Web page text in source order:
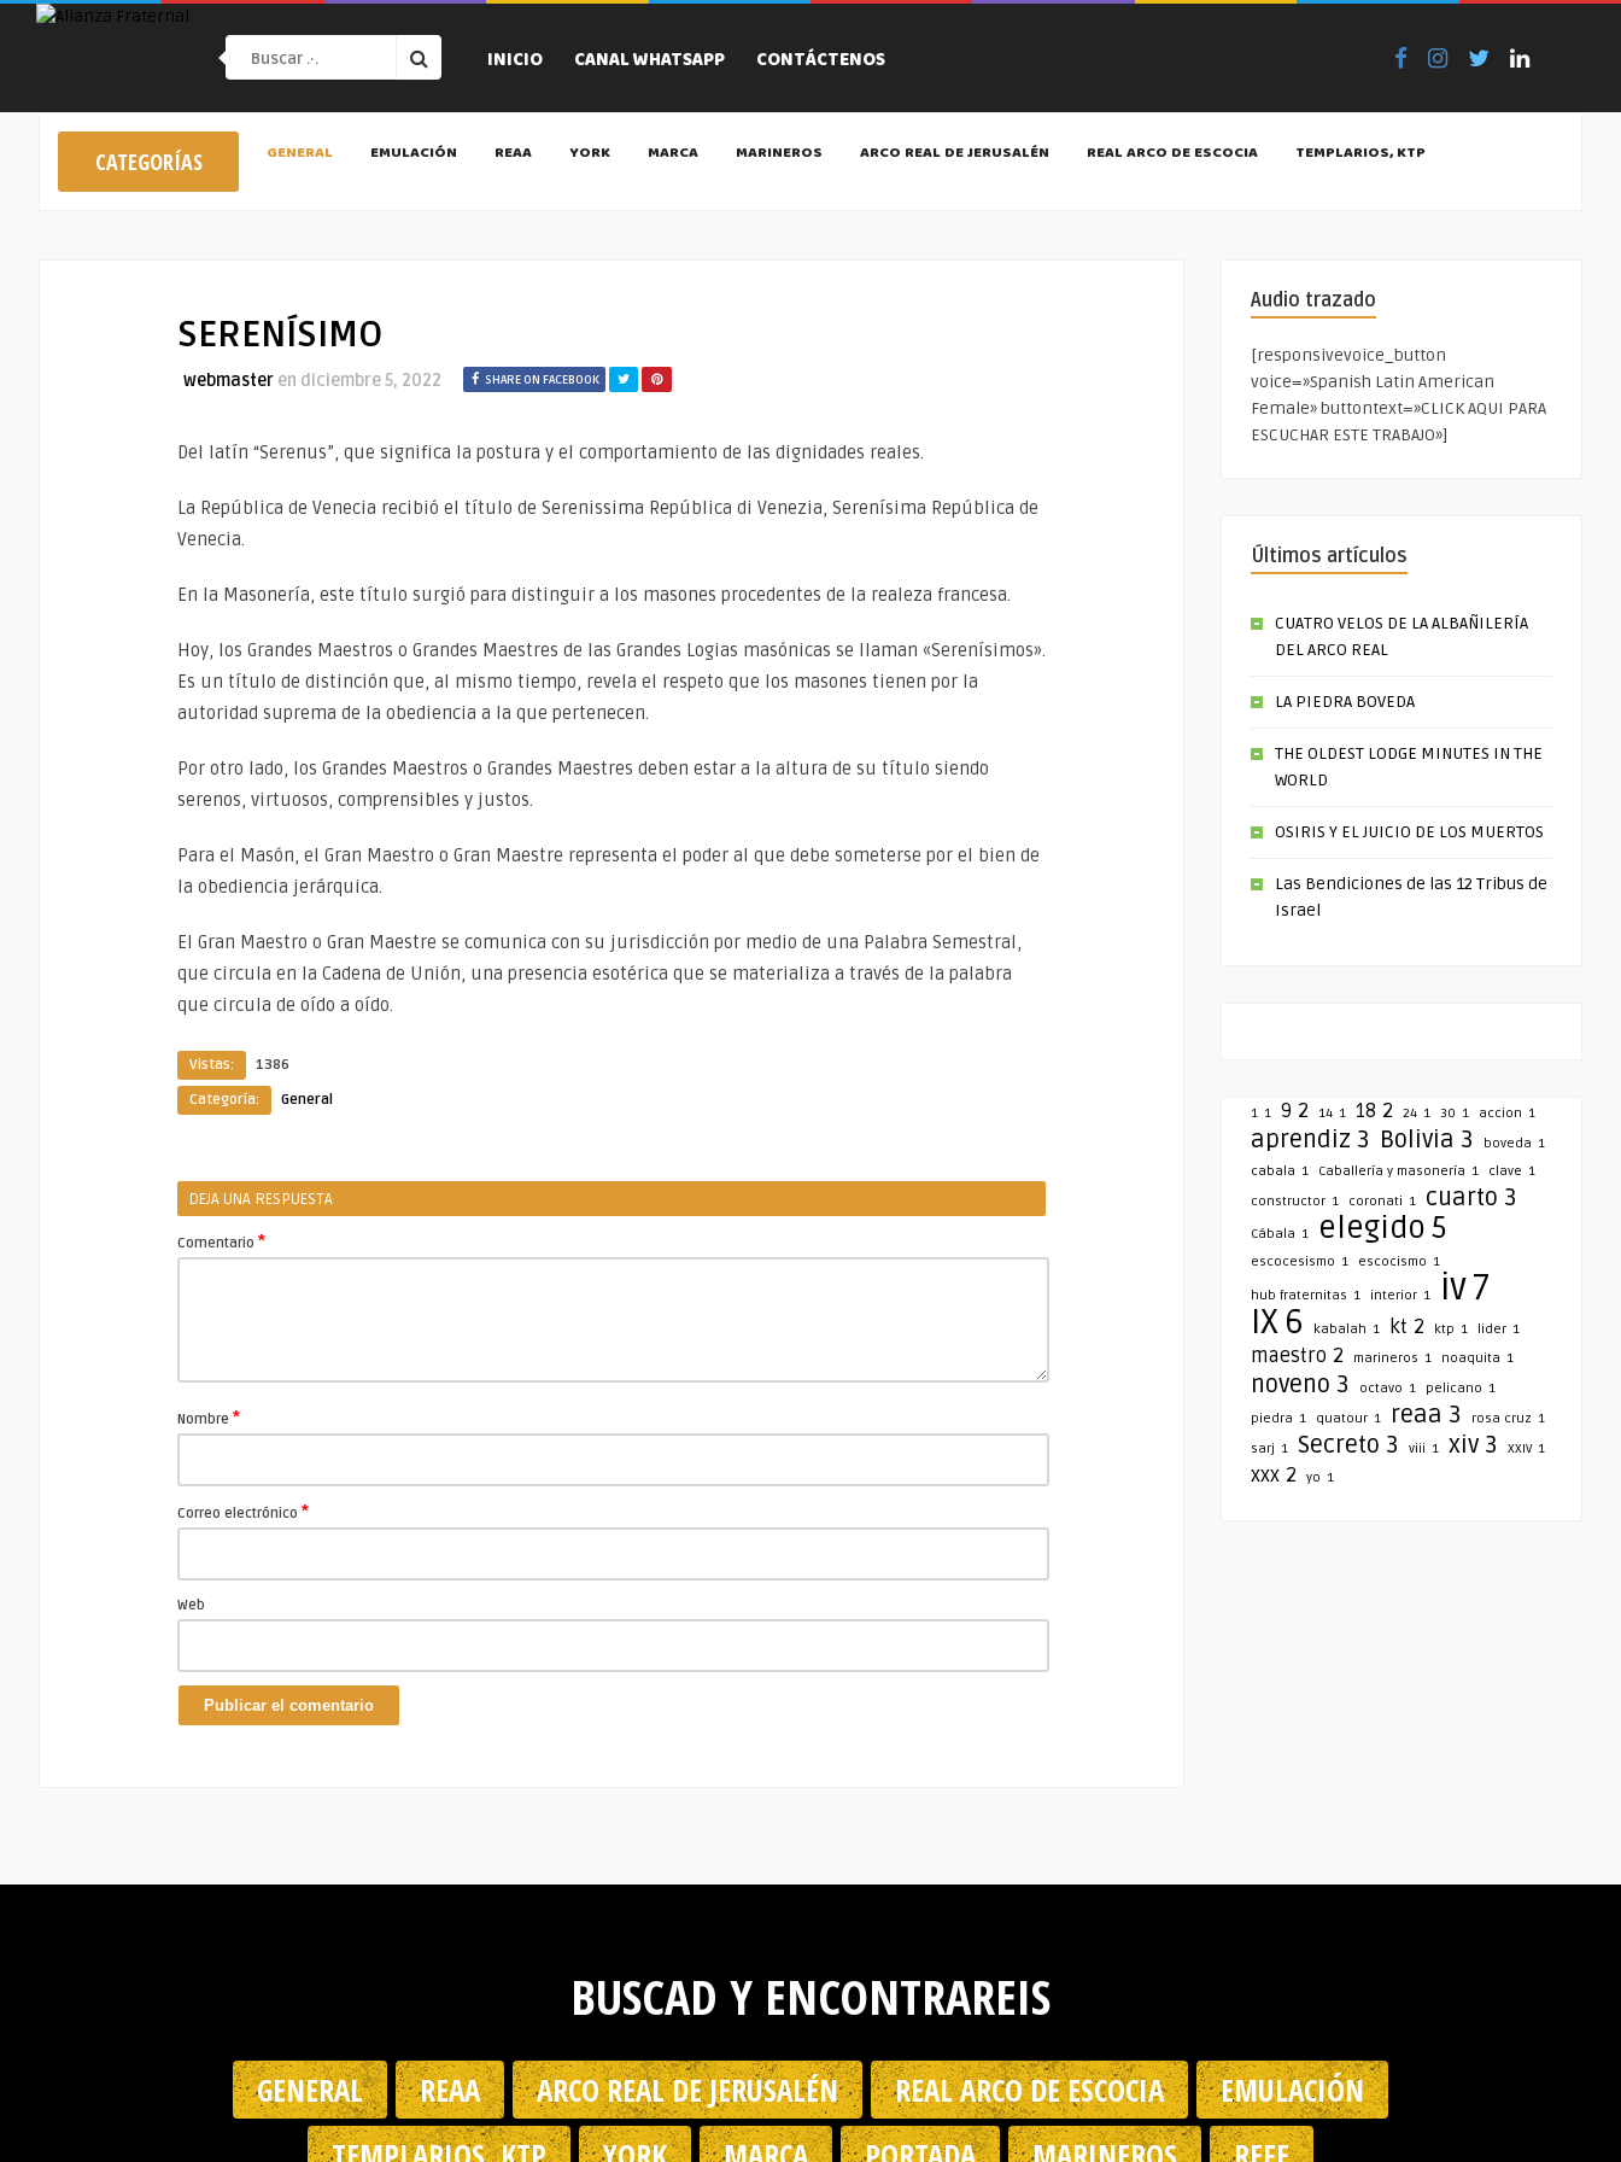
INICIO CANAL WHATSAPP CONTÁCTENOS
CATEGORÍAS GENERAL EMULACIÓN REAA YORK MARCA MARINEROS ARCO REAL DE JERUSALÉN REAL ARCO DE ESCOCIA TEMPLARIOS, KTP
SERENÍSIMO
webmaster en diciembre 5, 2022 SHARE ON FACEBOOK
Del latín “Serenus”, que significa la postura y el comportamiento de las dignidades reales.
La República de Venecia recibió el título de Serenissima República di Venezia, Serenísima República de
Venecia.
En la Masonería, este título surgió para distinguir a los masones procedentes de la realeza francesa.
Hoy, los Grandes Maestros o Grandes Maestres de las Grandes Logias masónicas se llaman «Serenísimos».
Es un título de distinción que, al mismo tiempo, revela el respeto que los masones tienen por la
autoridad suprema de la obediencia a la que pertenecen.
Por otro lado, los Grandes Maestros o Grandes Maestres deben estar a la altura de su título siendo
serenos, virtuosos, comprensibles y justos.
Para el Masón, el Gran Maestro o Gran Maestre representa el poder al que debe someterse por el bien de
la obediencia jerárquica.
El Gran Maestro o Gran Maestre se comunica con su jurisdicción por medio de una Palabra Semestral,
que circula en la Cadena de Unión, una presencia esotérica que se materializa a través de la palabra
que circula de oído a oído.
Vistas:
1386
Categoría:
General
DEJA UNA RESPUESTA
Comentario *
Nombre *
Correo electrónico *
Web
Audio trazado
[responsivevoice_button
voice=»Spanish Latin American
Female» buttontext=»CLICK AQUI PARA
ESCUCHAR ESTE TRABAJO»]
Últimos artículos
CUATRO VELOS DE LA ALBAÑILERÍA
DEL ARCO REAL
LA PIEDRA BOVEDA
THE OLDEST LODGE MINUTES IN THE
WORLD
OSIRIS Y EL JUICIO DE LOS MUERTOS
Las Bendiciones de las 12 Tribus de
Israel
1 1 9 2 14 1 18 2 24 1 30 1 accion 1
aprendiz 3 Bolivia 3 boveda 1
cabala 1 Caballería y masonería 1 clave 1
constructor 1 coronati 1 cuarto 3
Cábala 1 elegido5
escocesismo 1 escocismo 1
hub fraternitas 1 interior 1 iv7
IX 6 kabalah 1 kt 2 ktp 1 lider 1
maestro 2 marineros 1 noaquita 1
noveno 3 octavo 1 pelicano 1
piedra 1 quatour 1 reaa 3 rosa cruz 1
sarj 1 Secreto 3 viii 1 xiv 3 XXIV 1
xxx 2 yo 1
BUSCAD Y ENCONTRAREIS
GENERAL REAA ARCO REAL DE JERUSALÉN REAL ARCO DE ESCOCIA
EMULACIÓN